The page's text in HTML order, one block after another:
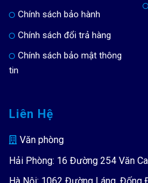
Chính sách bảo hành
Chính sách đổi trả hàng
Chính sách bảo mật thông
tin
Liên Hệ
Văn phòng
Hải Phòng: 16 Đường 254 Văn